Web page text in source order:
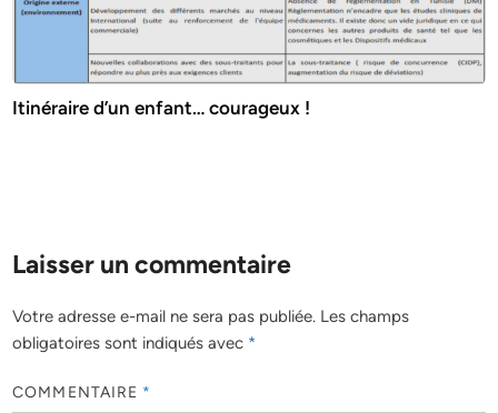
Itinéraire d’un enfant… courageux !
Laisser un commentaire
Votre adresse e-mail ne sera pas publiée. Les champs
obligatoires sont indiqués avec *
COMMENTAIRE *